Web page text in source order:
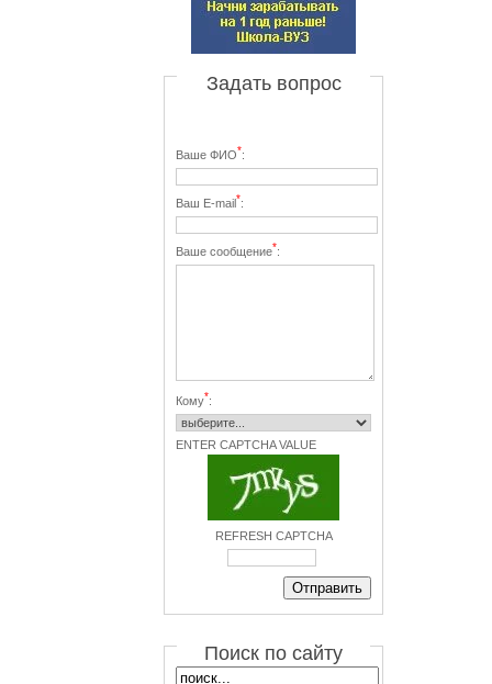
Задать вопрос
Ваше ФИО*:
Ваш E-mail*:
Ваше сообщение*:
Кому*:
ENTER CAPTCHA VALUE
REFRESH CAPTCHA
Поиск по сайту